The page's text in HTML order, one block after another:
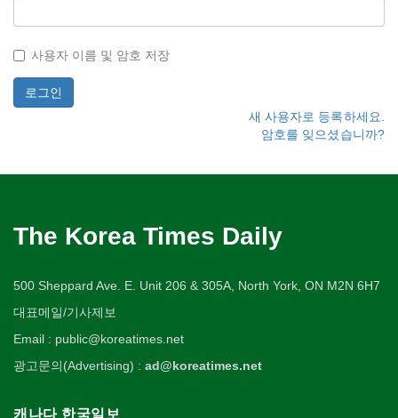
사용자 이름 및 암호 저장
새 사용자로 등록하세요.
암호를 잊으셨습니까?
The Korea Times Daily
500 Sheppard Ave. E. Unit 206 & 305A, North York, ON M2N 6H7
대표메일/기사제보
Email : public@koreatimes.net
광고문의(Advertising) : ad@koreatimes.net
캐나다 한국일보